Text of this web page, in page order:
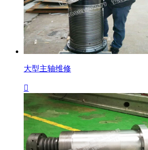
大型主轴维修
